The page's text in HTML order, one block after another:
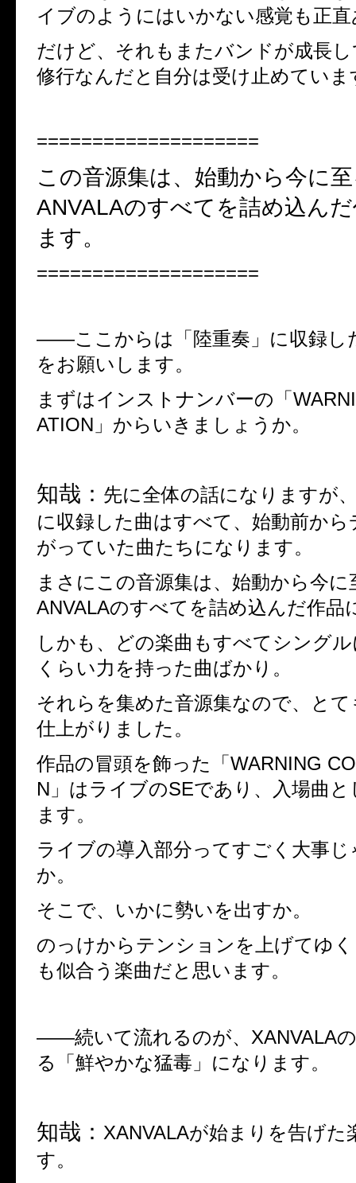
イブのようにはいかない感覚も正
だけど、それもまたバンドが成長
修行なんだと自分は受け止めていま
====================
この音源集は、始動から今に
ANVALAのすべてを詰め込ん
ます。
====================
――ここからは「陸重奏」に収録し
をお願いします。
まずはインストナンバーの「
ATION 」からいきましょうか。
知哉： 先に全体の話になりますが
に収録した曲はすべて、始動前から
がっていた曲たちになります。
まさにこの音源集は、始動から今
ANVALAのすべてを詰め込んだ作品
しかも、どの楽曲もすべてシング
くらい力を持った曲ばかり。
それらを集めた音源集なので、と
仕上がりました。
作品の冒頭を飾った「 WARNING
N 」はライブのSEであり、入場曲
ます。
ライブの導入部分ってすごく大事
か。
そこで、いかに勢いを出すか。
のっけからテンションを上げてゆ
も似合う楽曲だと思います。
――続いて流れるのが、 XANVALA
る「鮮やかな猛毒」になります。
知哉： XANVALAが始まりを告げた
す。